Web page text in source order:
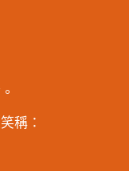
稱：